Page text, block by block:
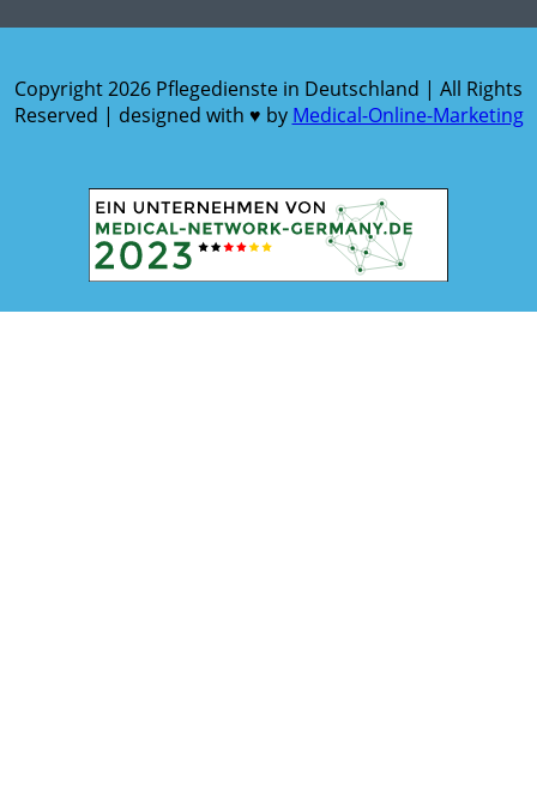
Copyright2026 Pflegedienste in Deutschland | All Rights
Reserved | designed with ♥ by Medical-Online-Marketing